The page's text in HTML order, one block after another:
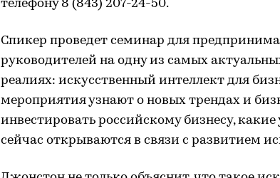
телефону 8 (843) 207-24-50.
Спикер проведет семинар для
руководителей на одну из самых
реалиях: искусственный интеллект для
мероприятия узнают о новых трендах и
инвестировать российскому бизнесу,
сейчас открываются в связи с развитием